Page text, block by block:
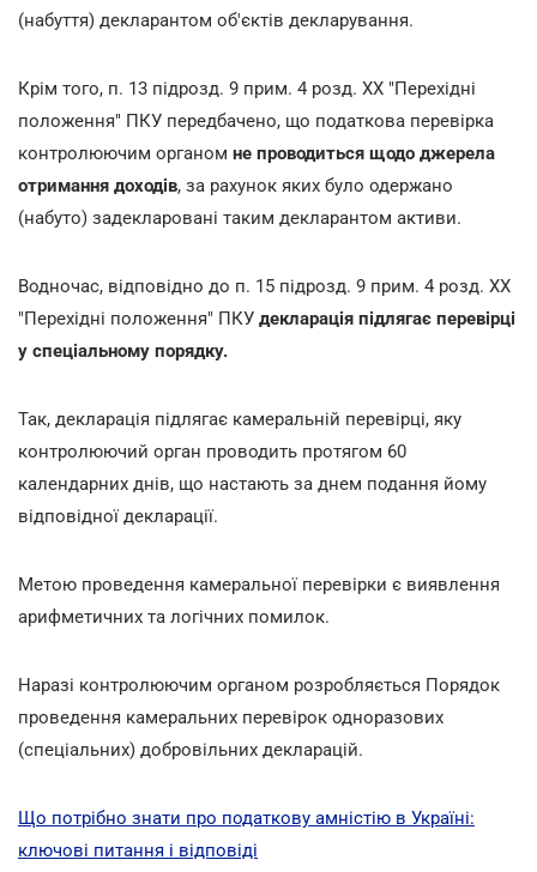
(набуття) декларантом об'єктів декларування.
Крім того, п. 13 підрозд. 9 прим. 4 розд. XX "Перехідні
положення" ПКУ передбачено, що податкова перевірка
контролюючим органом не проводиться щодо джерела
отримання доходів, за рахунок яких було одержано
(набуто) задекларовані таким декларантом активи.
Водночас, відповідно до п. 15 підрозд. 9 прим. 4 розд. ХХ
"Перехідні положення" ПКУ декларація підлягає перевірці
у спеціальному порядку.
Так, декларація підлягає камеральній перевірці, яку
контролюючий орган проводить протягом 60
календарних днів, що настають за днем подання йому
відповідної декларації.
Метою проведення камеральної перевірки є виявлення
арифметичних та логічних помилок.
Наразі контролюючим органом розробляється Порядок
проведення камеральних перевірок одноразових
(спеціальних) добровільних декларацій.
Що потрібно знати про податкову амністію в Україні:
ключові питання і відповіді